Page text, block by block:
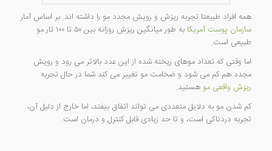
همه افراد طبیعتا تجربه ریزش و رویش مجدد مو را داشته اند. بر اساس آمار
سازمان پوست آمریکا
به طور میانگین ریزش روزانه بین ۵۰ تا ۱۰۰ تار مو
طبیعی است.
اما وقتی که تعداد موهای ریخته شده از این عدد بالاتر می رود و رویش
مجدد هم کم می شود و ضخامت مو تغییر می کند شما در حال تجربه
ریزش واقعی مو هستید.
کم شدن مو به دلایل متعددی می تواند اتفاق بیفتد، اما خارج از دلیل آن،
تجربه دردناکی است، و تا حد زیادی قابل کنترل و درمان است.